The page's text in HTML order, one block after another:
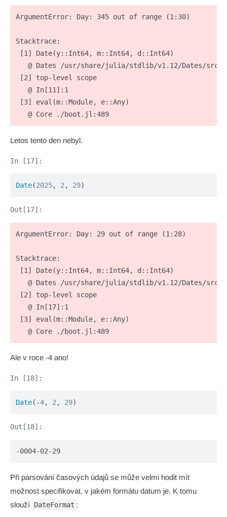
ArgumentError: Day: 345 out of range (1:30)
Stacktrace:
[1] Date(y::Int64, m::Int64, d::Int64)
@ Dates /usr/share/julia/stdlib/v1.12/Dates/src/
[2] top-level scope
   @ In[11]:1
[3] eval(m::Module, e::Any)
   @ Core ./boot.jl:489
Letos tento den nebyl.
Date(2025, 2 , 29)
ArgumentError: Day: 29 out of range (1:28)
Stacktrace:
[1] Date(y::Int64, m::Int64, d::Int64)
@ Dates /usr/share/julia/stdlib/v1.12/Dates/src/
[2] top-level scope
   @ In[17]:1
[3] eval(m::Module, e::Any)
   @ Core ./boot.jl:489
Ale v roce -4 ano!
Date(-4, 2 , 29)
-0004-02-29
Při parsování časových údajů se může velmi hodit mít
možnost specifikovat, v jakém formátu datum je. K tomu
slouží DateFormat :